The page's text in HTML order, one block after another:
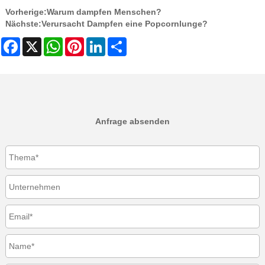
Vorherige:Warum dampfen Menschen?
Nächste:Verursacht Dampfen eine Popcornlunge?
Facebook WhatsAppPinterestLinkedIn
Anfrage absenden